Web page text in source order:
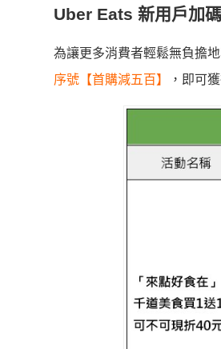
Uber Eats 新用戶加
為讓更多消費者輕鬆無負擔
序號【首購減五百】
，即可